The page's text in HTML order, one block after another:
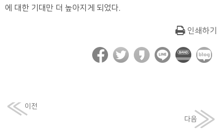
에 대한 기대만 더 높아지게 되었다.
인쇄하기
이전
다음